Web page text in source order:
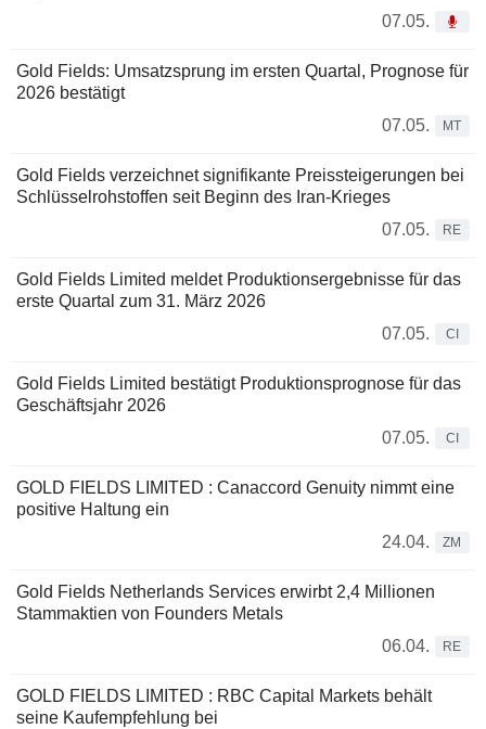
07.05.
Gold Fields: Umsatzsprung im ersten Quartal, Prognose für
2026 bestätigt
07.05.
MT
Gold Fields verzeichnet signifikante Preissteigerungen bei
Schlüsselrohstoffen seit Beginn des Iran-Krieges
07.05.
RE
Gold Fields Limited meldet Produktionsergebnisse für das
erste Quartal zum 31. März 2026
07.05.
CI
Gold Fields Limited bestätigt Produktionsprognose für das
Geschäftsjahr 2026
07.05.
CI
GOLD FIELDS LIMITED : Canaccord Genuity nimmt eine
positive Haltung ein
24.04.
ZM
Gold Fields Netherlands Services erwirbt 2,4 Millionen
Stammaktien von Founders Metals
06.04.
RE
GOLD FIELDS LIMITED : RBC Capital Markets behält
seine Kaufempfehlung bei